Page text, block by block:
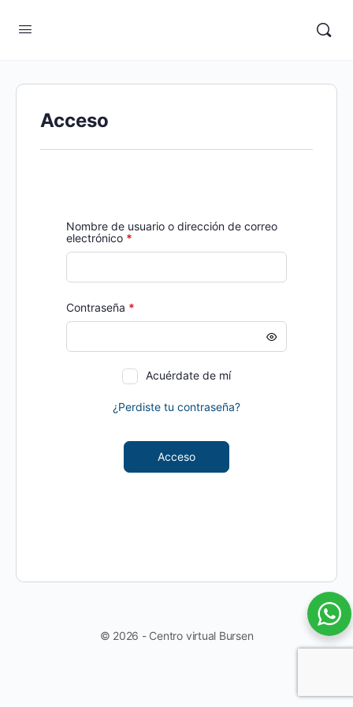
Acceso
Nombre de usuario o dirección de correo
electrónico *
Contraseña *
Acuérdate de mí
¿Perdiste tu contraseña?
Acceso
© 2026 - Centro virtual Bursen